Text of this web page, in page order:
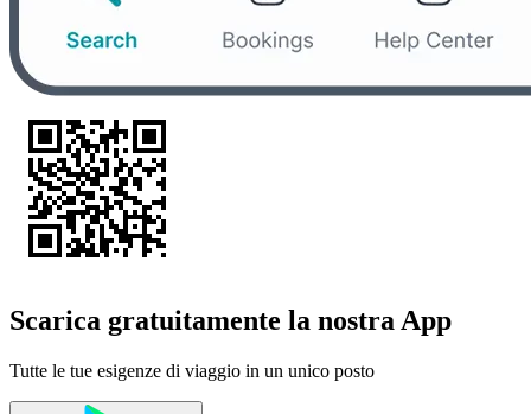
Scarica gratuitamente la nostra App
Tutte le tue esigenze di viaggio in un unico posto